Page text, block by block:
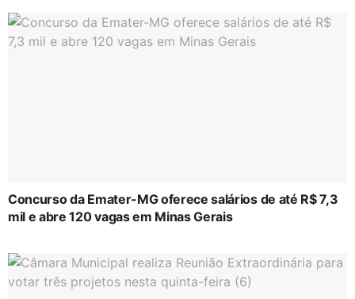
Concurso da Emater-MG oferece salários de até R$ 7,3
mil e abre 120 vagas em Minas Gerais